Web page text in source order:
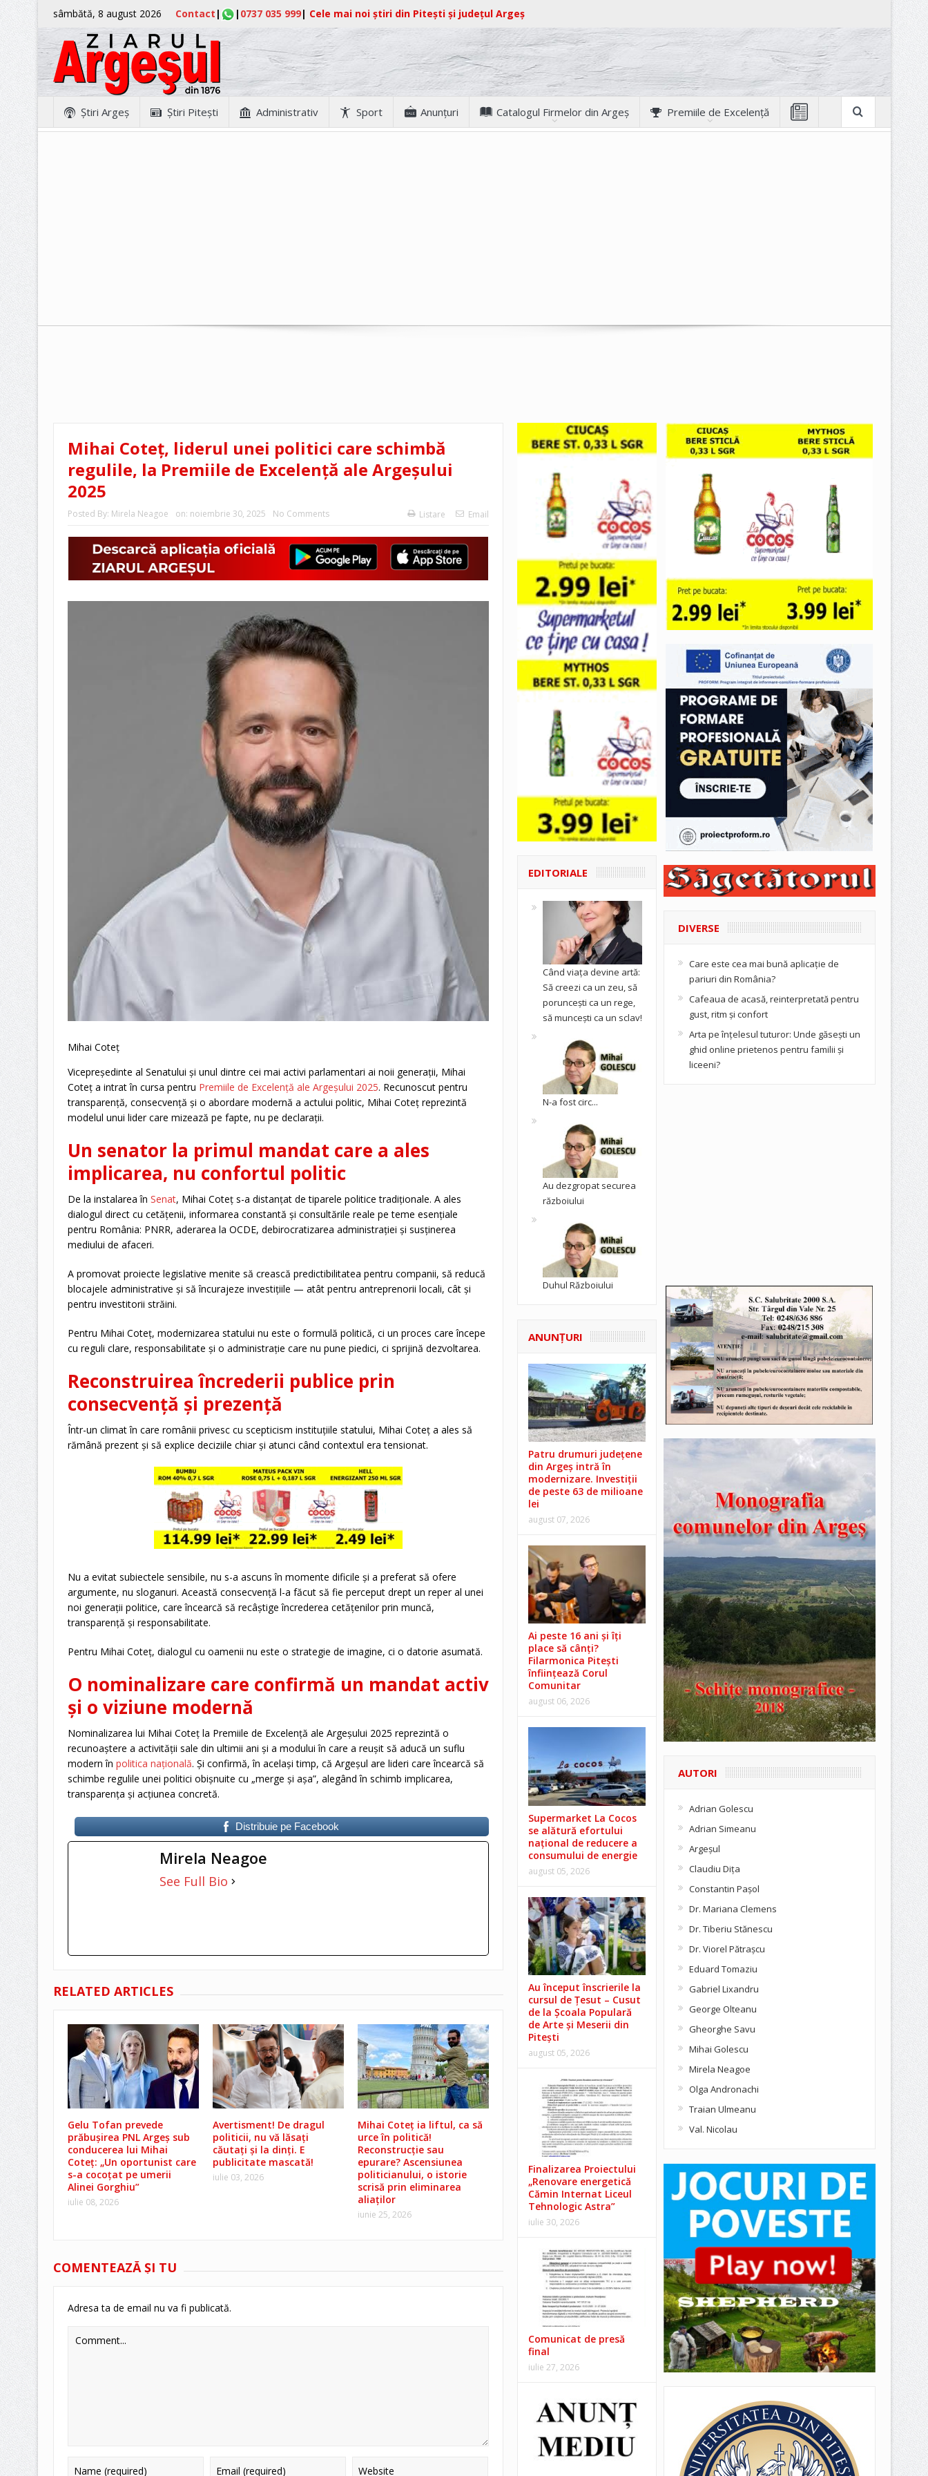
sâmbătă, 8 august 2026 Contact | | 0737 035 999| Cele mai noi știri din Pitești și județul Argeș
Ştiri Argeş Ştiri Piteşti Administrativ Sport Anunţuri Catalogul Firmelor din Argeș Premiile de Excelență
Mihai Coteț, liderul unei politici care schimbă
regulile, la Premiile de Excelență ale Argeșului
2025
Posted By: Mirela Neagoe on: noiembrie 30, 2025 No Comments Listare Email
Mihai Coteț
Vicepreședinte al Senatului și unul dintre cei mai activi parlamentari ai noii generații, Mihai
Coteț a intrat în cursa pentru Premiile de Excelență ale Argeșului 2025. Recunoscut pentru
transparență, consecvență și o abordare modernă a actului politic, Mihai Coteț reprezintă
modelul unui lider care mizează pe fapte, nu pe declarații.
Un senator la primul mandat care a ales
implicarea, nu confortul politic
De la instalarea în Senat, Mihai Coteț s-a distanțat de tiparele politice tradiționale. A ales
dialogul direct cu cetățenii, informarea constantă și consultările reale pe teme esențiale
pentru România: PNRR, aderarea la OCDE, debirocratizarea administrației și susținerea
mediului de afaceri.
A promovat proiecte legislative menite să crească predictibilitatea pentru companii, să reducă
blocajele administrative și să încurajeze investițiile — atât pentru antreprenorii locali, cât și
pentru investitorii străini.
Pentru Mihai Coteț, modernizarea statului nu este o formulă politică, ci un proces care începe
cu reguli clare, responsabilitate și o administrație care nu pune piedici, ci sprijină dezvoltarea.
Reconstruirea încrederii publice prin
consecvență și prezență
Într-un climat în care românii privesc cu scepticism instituțiile statului, Mihai Coteț a ales să
rămână prezent și să explice deciziile chiar și atunci când contextul era tensionat.
Nu a evitat subiectele sensibile, nu s-a ascuns în momente dificile și a preferat să ofere
argumente, nu sloganuri. Această consecvență l-a făcut să fie perceput drept un reper al unei
noi generații politice, care încearcă să recâștige încrederea cetățenilor prin muncă,
transparență și responsabilitate.
Pentru Mihai Coteț, dialogul cu oamenii nu este o strategie de imagine, ci o datorie asumată.
O nominalizare care confirmă un mandat activ
și o viziune modernă
Nominalizarea lui Mihai Coteț la Premiile de Excelență ale Argeșului 2025 reprezintă o
recunoaștere a activității sale din ultimii ani și a modului în care a reușit să aducă un suflu
modern în politica națională. Și confirmă, în același timp, că Argeșul are lideri care încearcă să
schimbe regulile unei politici obișnuite cu „merge și așa”, alegând în schimb implicarea,
transparența și acțiunea concretă.
Distribuie pe Facebook
Mirela Neagoe
See Full Bio
RELATED ARTICLES
Gelu Tofan prevede
prăbușirea PNL Argeș sub
conducerea lui Mihai
Coteț: „Un oportunist care
s-a cocoțat pe umerii
Alinei Gorghiu”
iulie 08, 2026
Avertisment! De dragul
politicii, nu vă lăsați
căutați și la dinți. E
publicitate mascată!
iulie 03, 2026
Mihai Coteț ia liftul, ca să
urce în politică!
Reconstrucție sau
epurare? Ascensiunea
politicianului, o istorie
scrisă prin eliminarea
aliaților
iunie 25, 2026
COMENTEAZĂ ŞI TU
Adresa ta de email nu va fi publicată.
EDITORIALE
Când viața devine artă:
Să creezi ca un zeu, să
poruncești ca un rege,
să muncești ca un sclav!
N-a fost circ...
Au dezgropat securea
războiului
Duhul Războiului
ANUNŢURI
Patru drumuri județene
din Argeș intră în
modernizare. Investiții
de peste 63 de milioane
lei
august 07, 2026
Ai peste 16 ani și îți
place să cânți?
Filarmonica Pitești
înființează Corul
Comunitar
august 06, 2026
Supermarket La Cocos
se alătură efortului
național de reducere a
consumului de energie
august 05, 2026
Au început înscrierile la
cursul de Țesut – Cusut
de la Școala Populară
de Arte și Meserii din
Pitești
august 05, 2026
Finalizarea Proiectului
„Renovare energetică
Cămin Internat Liceul
Tehnologic Astra”
iulie 30, 2026
Comunicat de presă
final
iulie 27, 2026
DIVERSE
Care este cea mai bună aplicație de
pariuri din România?
Cafeaua de acasă, reinterpretată pentru
gust, ritm și confort
Arta pe înțelesul tuturor: Unde găsești un
ghid online prietenos pentru familii și
liceeni?
AUTORI
Adrian Golescu
Adrian Simeanu
Argeşul
Claudiu Diţa
Constantin Pașol
Dr. Mariana Clemens
Dr. Tiberiu Stănescu
Dr. Viorel Pătraşcu
Eduard Tomaziu
Gabriel Lixandru
George Olteanu
Gheorghe Savu
Mihai Golescu
Mirela Neagoe
Olga Andronachi
Traian Ulmeanu
Val. Nicolau